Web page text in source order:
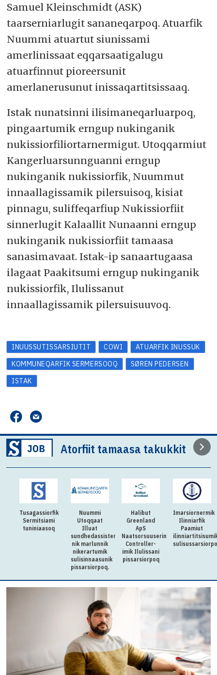
Samuel Kleinschmidt (ASK)
taarserniarlugit sananeqarpoq. Atuarfik
Nuummi atuartut siunissami
amerlinissaat eqqarsaatigalugu
atuarfinnut pioreersunit
amerlanerusunut inissaqartitsissaaq.
Istak nunatsinni ilisimaneqarluarpoq,
pingaartumik erngup nukinganik
nukissiorfiliortarnermigut. Utoqqarmiut
Kangerluarsunnguanni erngup
nukinganik nukissiorfik, Nuummut
innaallagissamik pilersuisoq, kisiat
pinnagu, suliffeqarfiup Nukissiorfiit
sinnerlugit Kalaallit Nunaanni erngup
nukinganik nukissiorfiit tamaasa
sanasimavaat. Istak-ip sanaartugaasa
ilagaat Paakitsumi erngup nukinganik
nukissiorfik, Ilulissanut
innaallagissamik pilersuisuuvoq.
INUUSSUTISSARSIUTIT COWI
ATUARFIK INUSSUK
KOMMUNEQARFIK SERMERSOOQ
SØREN PEDERSEN
ISTAK
Atorfiit tamaasa takukkit
Tusagassiorfik
Sermitsiami
tuniniaasoq
Nuummi
Utoqqaat
Illuat
sundhedassistenti-
nik marlunnik
nikerartumik
sulisinnaasunik
pissarsiorpoq.
Halibut
Greenland
ApS
Naatsorsuuserinermi
Controller-
imik Ilulissani
pissarsiorpoq
Imarsiornermik
Ilinniarfik
Paamiut